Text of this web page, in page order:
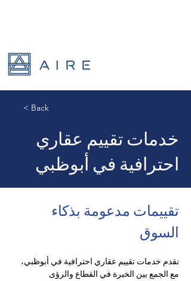
< Back
خدمات تقييم عقاري
احترافية في أبوظبي
تقييمات مدعومة بذكاء
السوق
نقدم خدمات تقييم عقاري احترافية في أبوظبي،
مع الجمع بين الخبرة في القطاع والرؤى